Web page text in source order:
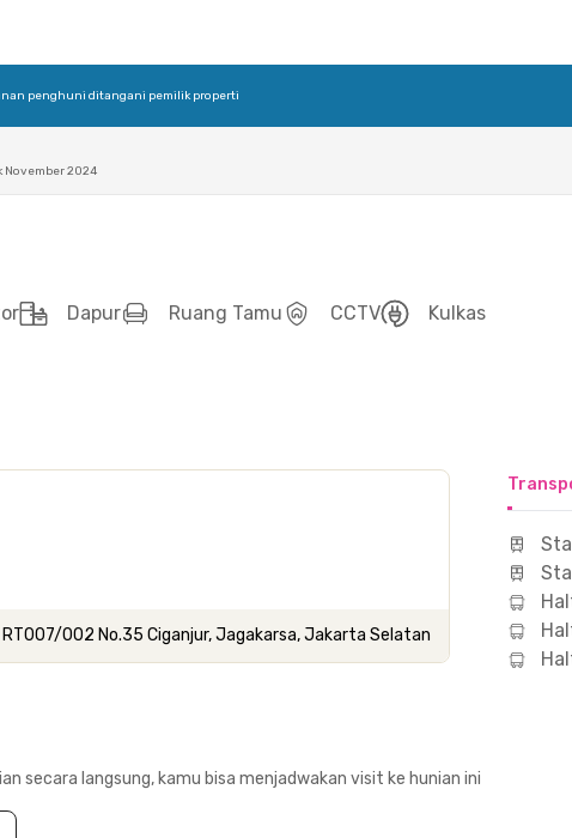
penghuni ditangani pemilik properti
November 2024
Dapur Ruang Tamu CCTV
Kulkas
002 No.35 Ciganjur, Jagakarsa, Jakarta Selatan
secara langsung, kamu bisa menjadwakan visit ke hunian ini